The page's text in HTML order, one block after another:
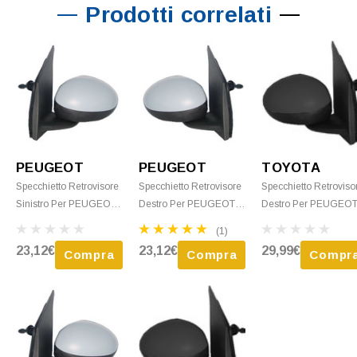
Prodotti correlati
PEUGEOT
Specchietto Retrovisore
Sinistro Per PEUGEOT
Meccanico, Con Primer,
Nuovo
23,12€ Compra
PEUGEOT
Specchietto Retrovisore
Destro Per PEUGEOT
Meccanico, Con Primer,
Nuovo
(1)
23,12€ Compra
TOYOTA
Specchietto
Destro Per
Meccanico Nero
29,99€